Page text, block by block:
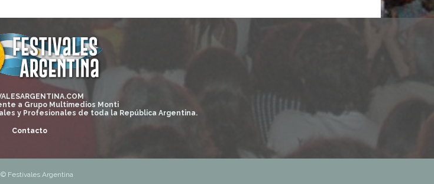
a Grupo Multimedios Monti
y Profesionales de toda la República Argentina.
Contacto
© Festivales Argentina